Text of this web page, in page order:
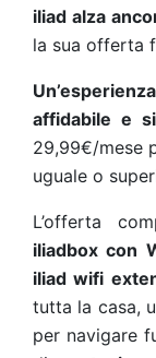
iliad alza
la sua offerta
affidabile e
29,99€/mese
uguale o
L’offerta
iliadbox con
iliad wifi
tutta la casa,
per navigare